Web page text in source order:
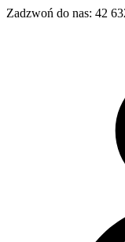
Zadzwoń do nas: 42